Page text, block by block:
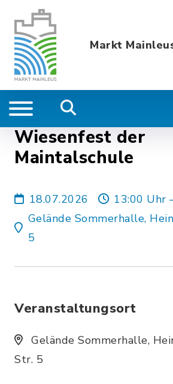
Markt
Wiesenfest der
Maintalschule
18.07.2026
13:00 Uhr
Gelände Sommerhalle,
5
Veranstaltungsort
Gelände Sommerhalle,
Str. 5